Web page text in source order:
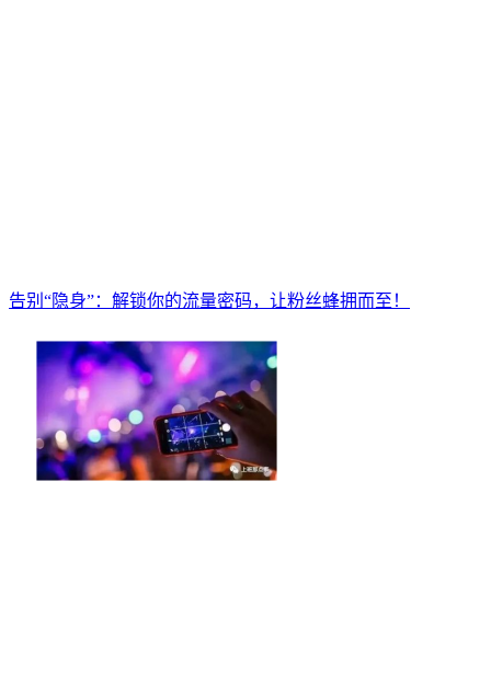
告别“隐身”：解锁你的流量密码，让粉丝蜂拥而至！